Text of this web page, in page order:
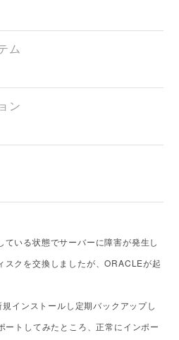
ム
ン
いる状態でサーバーに障害が発生し
スクを交換しましたが、ORACLEが起
インストールし定期バックアップし
トしてみたところ、正常にインポー